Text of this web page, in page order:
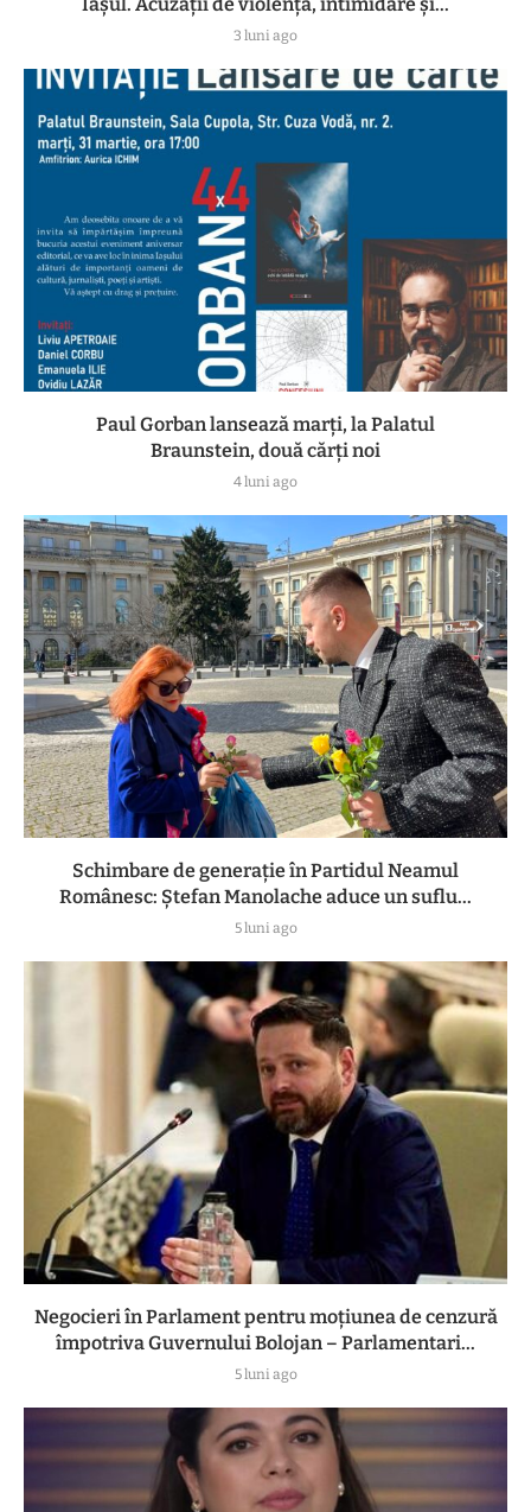
3 luni ago
Paul Gorban lansează marți, la Palatul
Braunstein, două cărți noi
4 luni ago
Schimbare de generație în Partidul Neamul
Românesc: Ștefan Manolache aduce un suflu...
5 luni ago
Negocieri în Parlament pentru moțiunea de cenzură
împotriva Guvernului Bolojan – Parlamentari...
5 luni ago